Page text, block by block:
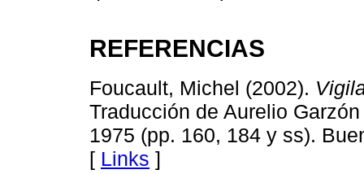
REFERENCIAS
Foucault, Michel (2002).
Traducción de Aurelio
1975 (pp. 160, 184 y ss).
[ Links ]